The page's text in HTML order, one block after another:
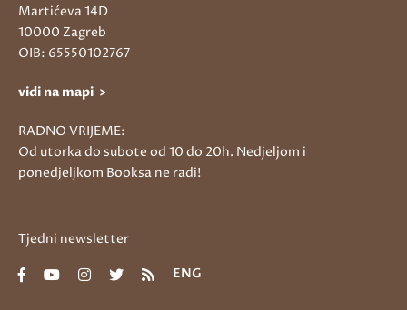
Martićeva 14D
10000 Zagreb
OIB: 65550102767
vidi na mapi >
RADNO VRIJEME:
Od utorka do subote od 10 do 20h. Nedjeljom i
ponedjeljkom Booksa ne radi!
Tjedni newsletter
ENG